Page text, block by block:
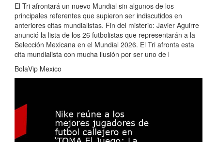
El Tri afrontará un nuevo Mundial sin algunos de los
principales referentes que supieron ser indiscutidos en
anteriores citas mundialistas. Fin del misterio: Javier Aguirre
anunció la lista de los 26 futbolistas que representarán a la
Selección Mexicana en el Mundial 2026. El Tri afronta esta
cita mundialista con mucha ilusión por ser uno de l
BolaVip Mexico